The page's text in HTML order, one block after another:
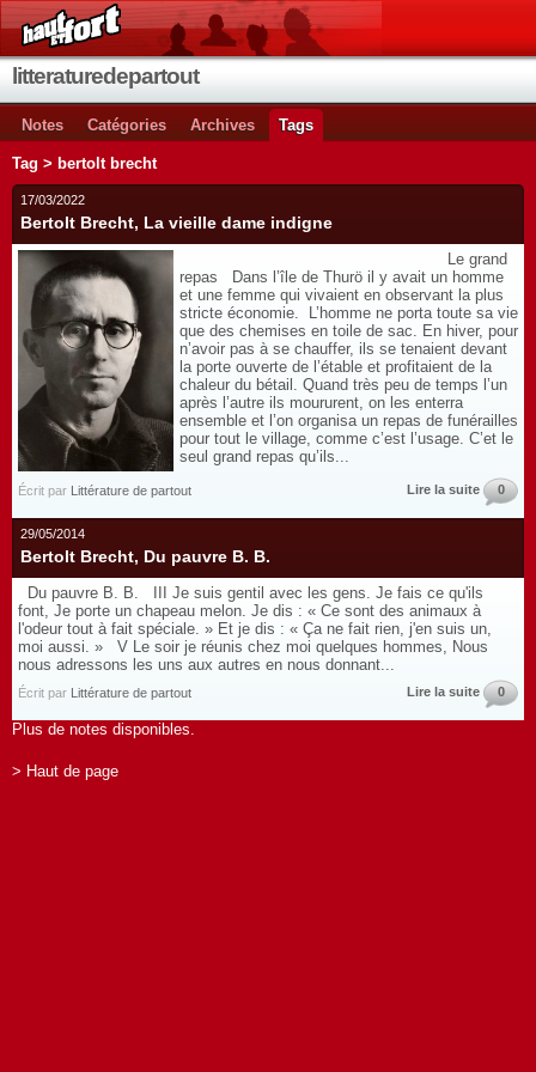
litteraturedepartout
Notes Catégories Archives Tags
Tag > bertolt brecht
17/03/2022
Bertolt Brecht, La vieille dame indigne
Le grand
repas Dans l’île de Thurö il y avait un homme
et une femme qui vivaient en observant la plus
stricte économie. L’homme ne porta toute sa vie
que des chemises en toile de sac. En hiver, pour
n’avoir pas à se chauffer, ils se tenaient devant
la porte ouverte de l’étable et profitaient de la
chaleur du bétail. Quand très peu de temps l’un
après l’autre ils moururent, on les enterra
ensemble et l’on organisa un repas de funérailles
pour tout le village, comme c’est l’usage. C’et le
seul grand repas qu’ils...
Écrit par Littérature de partout Lire la suite 0
29/05/2014
Bertolt Brecht, Du pauvre B. B.
Du pauvre B. B. III Je suis gentil avec les gens. Je fais ce qu'ils
font, Je porte un chapeau melon. Je dis : « Ce sont des animaux à
l'odeur tout à fait spéciale. » Et je dis : « Ça ne fait rien, j'en suis un,
moi aussi. » V Le soir je réunis chez moi quelques hommes, Nous
nous adressons les uns aux autres en nous donnant...
Écrit par Littérature de partout Lire la suite 0
Plus de notes disponibles.
> Haut de page